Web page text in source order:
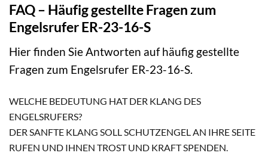
FAQ – Häufig gestellte Fragen zum
Engelsrufer ER-23-16-S
Hier finden Sie Antworten auf häufig gestellte
Fragen zum Engelsrufer ER-23-16-S.
WELCHE BEDEUTUNG HAT DER KLANG DES
ENGELSRUFERS?
DER SANFTE KLANG SOLL SCHUTZENGEL AN IHRE SEITE
RUFEN UND IHNEN TROST UND KRAFT SPENDEN.